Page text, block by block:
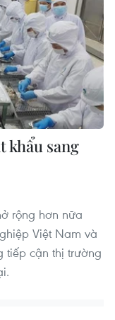
khẩu sang
rộng hơn nữa
Việt Nam và
tiếp cận thị trường